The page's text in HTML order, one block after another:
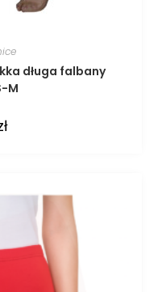
długa falbany
M